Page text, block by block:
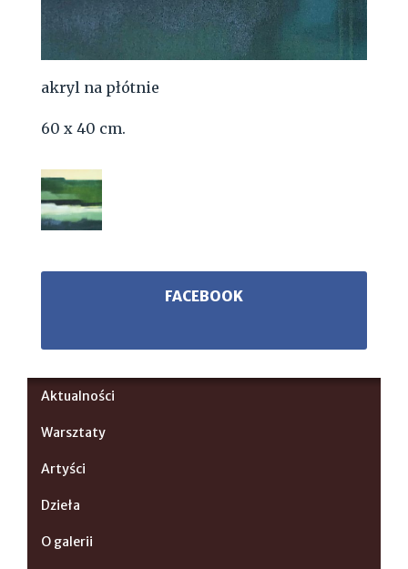
akryl na płótnie
60 x 40 cm.
FACEBOOK
Aktualności
Warsztaty
Artyści
Dzieła
O galerii